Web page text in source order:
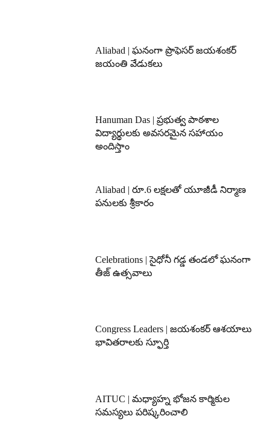
Aliabad | ఘనంగా ప్రొఫెసర్ జయశంకర్
జయంతి వేడుకలు
Hanuman Das | ప్రభుత్వ పాఠశాల
విద్యార్థులకు అవసరమైన సహాయం
అందిస్తాం
Aliabad | రూ.6 లక్షలతో యూజీడీ నిర్మాణ
పనులకు శ్రీకారం
Celebrations | సైధోనీ గడ్డ తండలో ఘనంగా
తీజ్ ఉత్సవాలు
Congress Leaders | జయశంకర్ ఆశయాలు
భావితరాలకు స్ఫూర్తి
AITUC | మధ్యాహ్న భోజన కార్మికుల
సమస్యలు పరిష్కరించాలి